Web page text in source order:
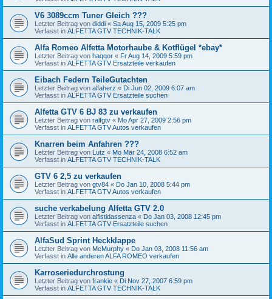
V6 3089ccm Tuner Gleich ???
Letzter Beitrag von diddi « Sa Aug 15, 2009 5:25 pm
Verfasst in ALFETTA GTV TECHNIK-TALK
Alfa Romeo Alfetta Motorhaube & Kotflügel *ebay*
Letzter Beitrag von haqqor « Fr Aug 14, 2009 5:59 pm
Verfasst in ALFETTA GTV Ersatzteile verkaufen
Eibach Federn TeileGutachten
Letzter Beitrag von alfaherz « Di Jun 02, 2009 6:07 am
Verfasst in ALFETTA GTV Ersatzteile suchen
Alfetta GTV 6 BJ 83 zu verkaufen
Letzter Beitrag von ralfgtv « Mo Apr 27, 2009 2:56 pm
Verfasst in ALFETTA GTV Autos verkaufen
Knarren beim Anfahren ???
Letzter Beitrag von Lutz « Mo Mär 24, 2008 6:52 am
Verfasst in ALFETTA GTV TECHNIK-TALK
GTV 6 2,5 zu verkaufen
Letzter Beitrag von gtv84 « Do Jan 10, 2008 5:44 pm
Verfasst in ALFETTA GTV Autos verkaufen
suche verkabelung Alfetta GTV 2.0
Letzter Beitrag von alfistidassenza « Do Jan 03, 2008 12:45 pm
Verfasst in ALFETTA GTV Ersatzteile suchen
AlfaSud Sprint Heckklappe
Letzter Beitrag von McMurphy « Do Jan 03, 2008 11:56 am
Verfasst in Alle anderen ALFA ROMEO verkaufen
Karroseriedurchrostung
Letzter Beitrag von frankie « Di Nov 27, 2007 6:59 pm
Verfasst in ALFETTA GTV TECHNIK-TALK